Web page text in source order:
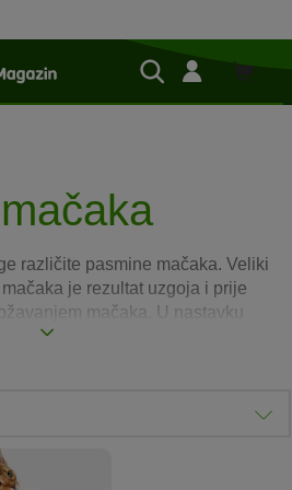
Shop
različite pasmine mačaka. Veliki
je rezultat uzgoja i prije
mačaka. U nastavku
i saznajte sve o njima.